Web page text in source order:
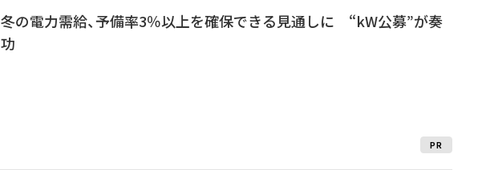
冬の電力需給、予備率3％以上を確保できる見通しに “kW公募”が奏
功
PR